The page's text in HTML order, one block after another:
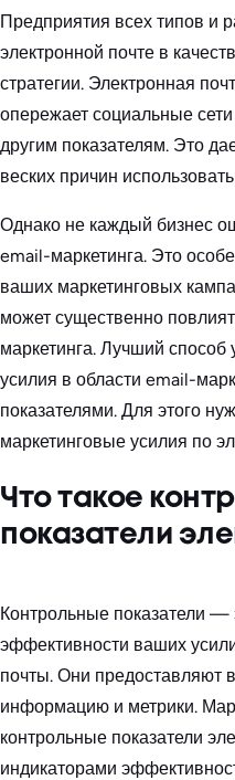
Предприятия всех типов и
электронной почте в
стратегии. Электронная
опережает социальные
другим показателям. Это
веских причин
Однако не каждый бизнес
email-маркетинга. Это
ваших маркетинговых
может существенно
маркетинга. Лучший способ
усилия в области email-
показателями. Для этого
маркетинговые усилия по
Что такое
показатели
Контрольные показатели —
эффективности ваших
почты. Они предоставляют
информацию и метрики.
контрольные показатели
индикаторами